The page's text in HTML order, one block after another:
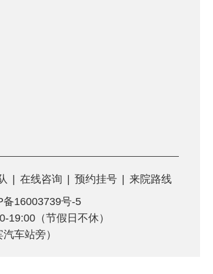
| 在线咨询 | 预约挂号 | 来院路线
备16003739号-5
（节假日不休）
车站旁）